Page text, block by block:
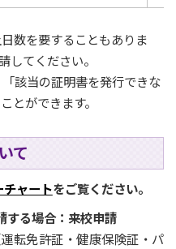
数を要することもありま
してください。
該当の証明書を発行できな
とができます。
て
チャートをご覧ください。
する場合：来校申請
転免許証・健康保険証・パ